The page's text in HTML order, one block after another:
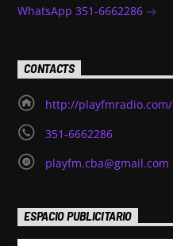
WhatsApp 351-6662286
CONTACTS
http://playfmradio.com/
351-6662286
playfm.cba@gmail.com
ESPACIO PUBLICITARIO